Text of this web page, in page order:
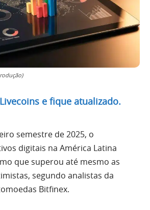
e fique atualizado.
semestre de 2025, o
digitais na América Latina
que superou até mesmo as
segundo analistas da
Bitfinex.